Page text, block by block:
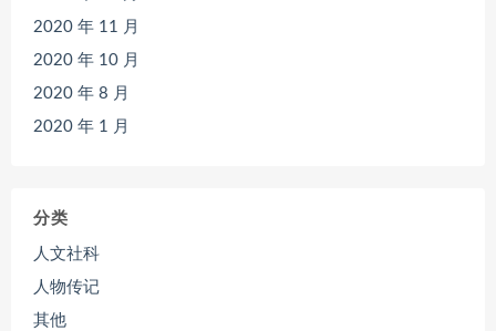
2020 年 11 月
2020 年 10 月
2020 年 8 月
2020 年 1 月
分类
人文社科
人物传记
其他